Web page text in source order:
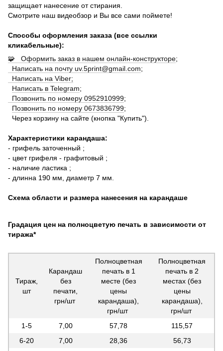
защищает нанесение от стирания.
Смотрите наш видеобзор и Вы все сами поймете!
Способы оформления заказа (все ссылки
кликабельные):
🧩 Оформить заказ в нашем онлайн-конструкторе;
Написать на почту uv.5print@gmail.com;
Написать на Viber;
Написать в Telegram;
Позвонить по номеру 0952910999;
Позвонить по номеру 0673836799;
Через корзину на сайте (кнопка "Купить").
Характеристики карандаша:
- грифель заточенный ;
- цвет грифеля - графитовый ;
- наличие ластика ;
- длинна 190 мм, диаметр 7 мм.
Схема области и размера нанесения на карандаше
Градация цен на полноцветую печать в зависимости от
тиража*
Тираж,
шт
Карандаш
без
печати,
грн/шт
Полноцветная
печать в 1
месте (без
цены
карандаша),
грн/шт
Полноцветная
печать в 2
местах (без
цены
карандаша),
грн/шт
1-5
7,00 57,78
115,57
6-20
7,00 28,36 56,73